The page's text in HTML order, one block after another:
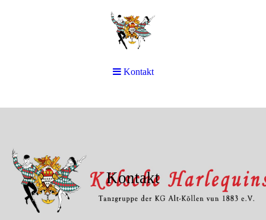
Kontakt
Kontakt